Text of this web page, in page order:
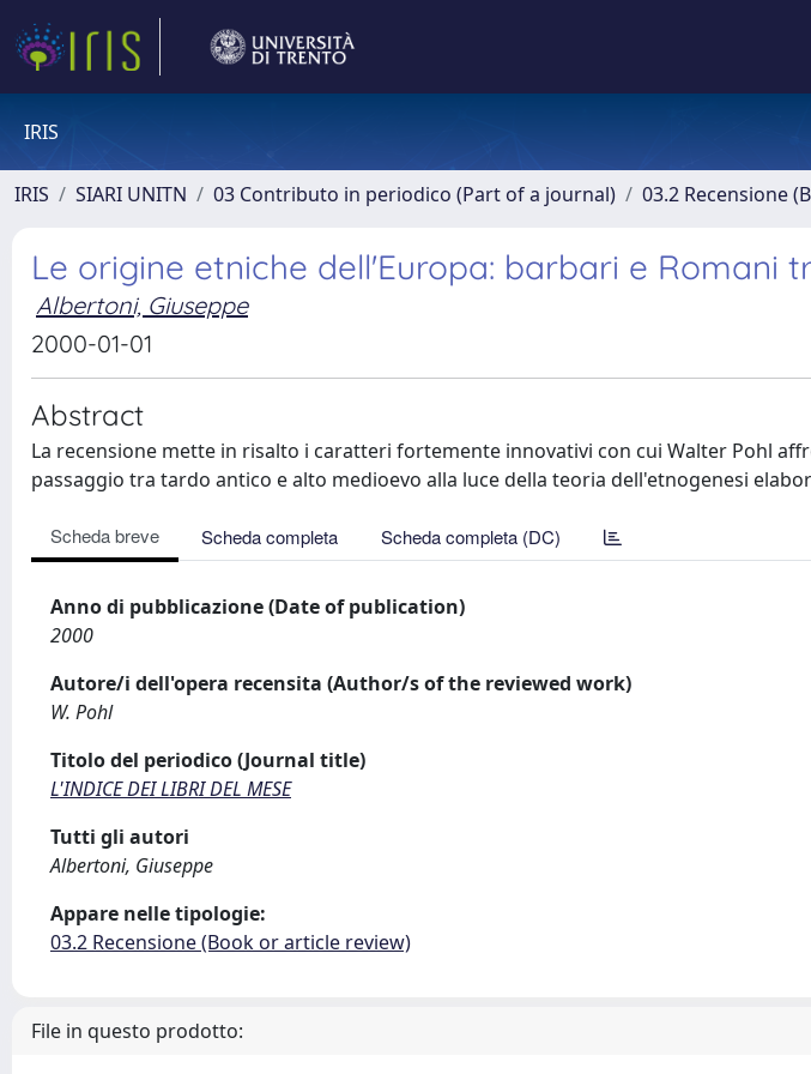
IRIS
IRIS SIARI UNITN 03 Contributo in periodico (Part of a journal) 03.2 Recensione
Le origine etniche dell'Europa: barbari e Romani
Albertoni, Giuseppe
2000-01-01
Abstract
La recensione mette in risalto i caratteri fortemente innovativi con cui Walter Pohl
passaggio tra tardo antico e alto medioevo alla luce della teoria dell'etnogenesi
Scheda breve Scheda completa Scheda completa (DC)
Anno di pubblicazione (Date of publication)
2000
Autore/i dell'opera recensita (Author/s of the reviewed work)
W. Pohl
Titolo del periodico (Journal title)
L'INDICE DEI LIBRI DEL MESE
Tutti gli autori
Albertoni, Giuseppe
Appare nelle tipologie:
03.2 Recensione (Book or article review)
File in questo prodotto: